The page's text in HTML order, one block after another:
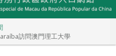
訪問澳門理工大學